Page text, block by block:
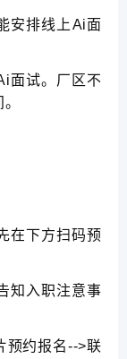
安排线上Ai面
面试。厂区不
在下方扫码预
知入职注意事
预约报名-->联